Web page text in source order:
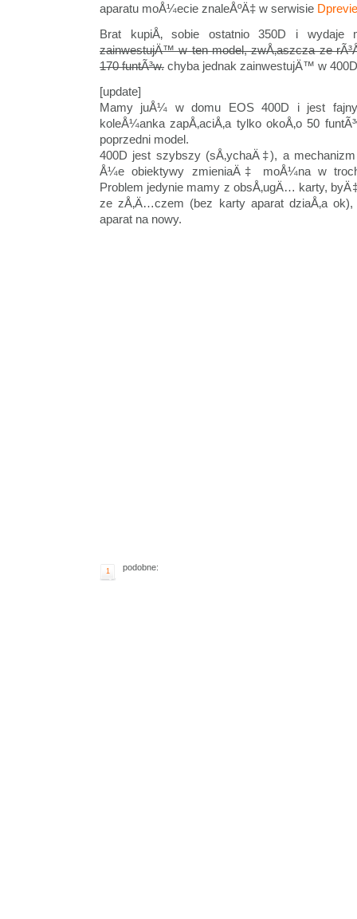
aparatu moÅ¼ecie znaleÅºÄ‡ w serwisie
Brat kupiÅ‚ sobie ostatnio 350D i
zainwestujÄ™ w ten model, zwÅ‚aszcza ze
170 funtÃ³w. chyba jednak zainwestujÄ™ w
[update]
Mamy juÅ¼ w domu EOS 400D i jest
koleÅ¼anka zapÅ‚aciÅ‚a tylko okoÅ‚o 50
poprzedni model.
400D jest szybszy (sÅ‚ychaÄ‡), a
Å¼e obiektywy zmieniaÄ‡ moÅ¼na w
Problem jedynie mamy z obsÅ‚ugÄ… karty,
ze zÅ‚Ä…czem (bez karty aparat dziaÅ‚a
aparat na nowy.
1 podobne: